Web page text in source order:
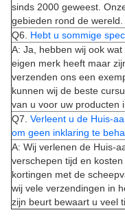
sinds 2000 geweest.
gebieden rond de wereld.
Q6. Hebt u sommige
A: Ja, hebben wij ook
eigen merk heeft maar
verzenden ons een
kunnen wij de beste
van u voor uw producten
Q7. Verleent u de Huis-
om geen inklaring te
A: Wij verlenen de Huis-
verschepen tijd en
kortingen met de
wij vele verzendingen in
zijn beurt bewaart u veel